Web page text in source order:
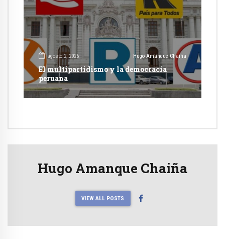
agosto 2, 2026 Hugo Amanque Chaiña
El multipartidismo y la democracia
peruana
Hugo Amanque Chaiña
VIEW ALL POSTS